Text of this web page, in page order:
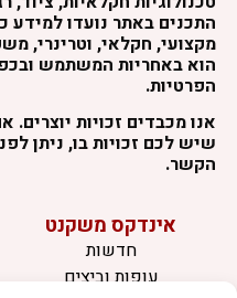
התכנים באתר נועדו למידע
מקצועי, חקלאי, וטרינרי,
הוא באחריות המשתמש
הפרטיות.
אנו מכבדים זכויות יוצרים.
שיש לכם זכויות בו, ניתן
הקשר.
אינדקס משקנט
חדשות
עופות וביצים